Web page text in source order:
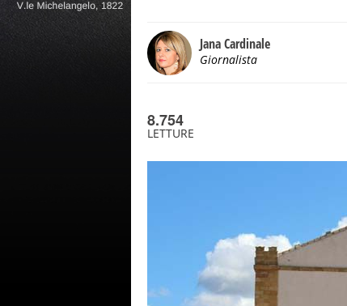
Jana Cardinale
Giornalista
8.754
LETTURE